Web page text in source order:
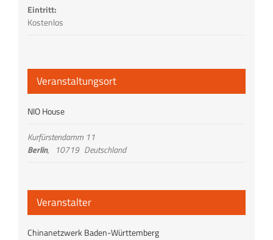
Eintritt:
Kostenlos
Veranstaltungsort
NIO House
Kurfürstendamm 11
Berlin, 10719 Deutschland
Veranstalter
Chinanetzwerk Baden-Württemberg